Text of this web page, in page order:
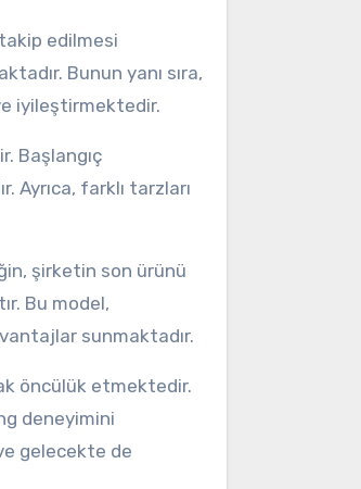
edilmesi
Bunun yanı sıra,
iyileştirmektedir.
Başlangıç
farklı tarzları
şirketin son ürünü
Bu model,
sunmaktadır.
öncülük etmektedir.
deneyimini
gelecekte de